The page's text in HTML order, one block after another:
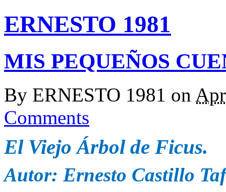
ERNESTO 1981
MIS PEQUEÑOS
By ERNESTO 1981 on
Comments
El Viejo Árbol de Ficus.
Autor: Ernesto Castillo